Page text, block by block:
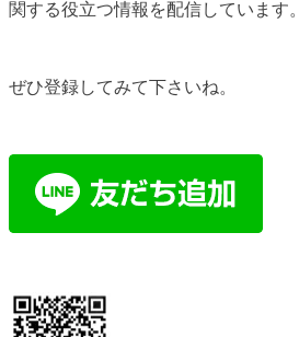
関する役立つ情報を配信しています。
ぜひ登録してみて下さいね。